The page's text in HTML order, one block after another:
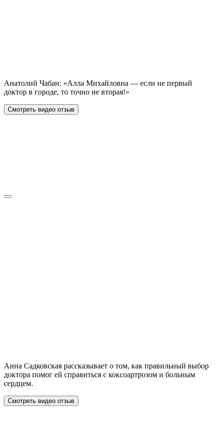
Анатолий Чабан: «Алла Михайловна — если не первый
доктор в городе, то точно не вторая!»
Смотреть видео отзыв
Анна Садковская рассказывает о том, как правильный выбор
доктора помог ей справиться с коксоартрозом и больным
сердцем.
Смотреть видео отзыв